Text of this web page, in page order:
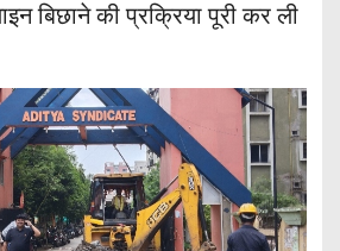
बिछाने की प्रक्रिया पूरी कर ली